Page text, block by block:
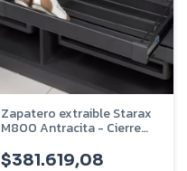
Zapatero extraible Starax
M800 Antracita - Cierre
$381.619,08